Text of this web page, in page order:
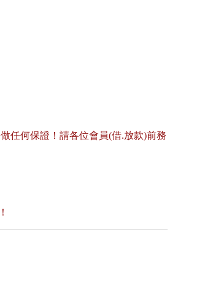
任何保證！請各位會員(借.放款)前務